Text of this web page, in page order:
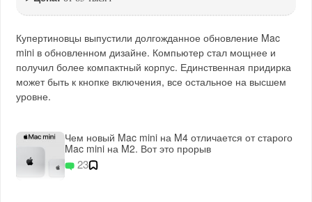
Купертиновцы выпустили долгожданное обновление Mac
mini в обновленном дизайне. Компьютер стал мощнее и
получил более компактный корпус. Единственная придирка
может быть к кнопке включения, все остальное на высшем
уровне.
Чем новый Mac mini на M4 отличается от старого
Mac mini на M2. Вот это прорыв
23